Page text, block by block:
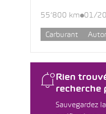
Rien
recherche
Sauvegardez
55’800 km 01/
Carburant